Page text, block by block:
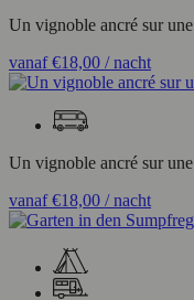
Un vignoble ancré sur
vanaf€18,00 / nacht
Un vignoble ancré sur
vanaf€18,00 / nacht